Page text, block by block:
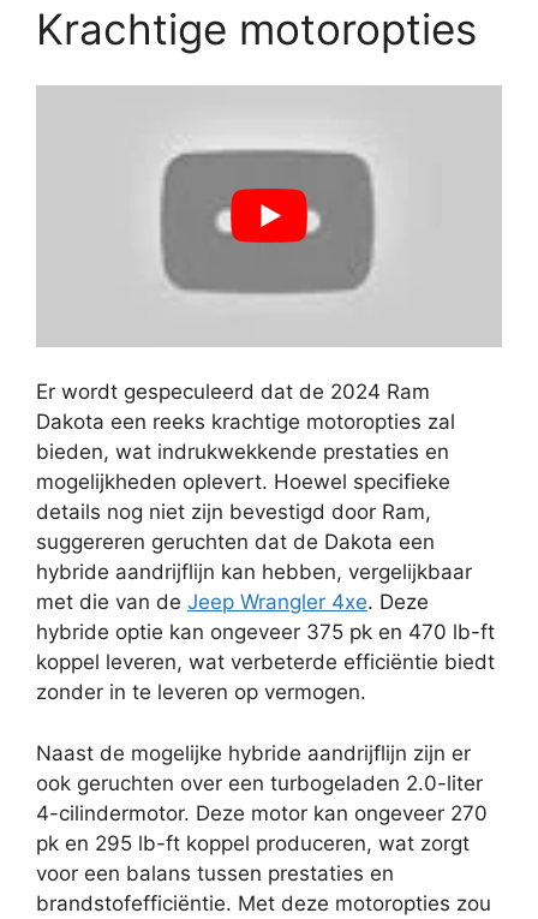
Krachtige motoropties
Er wordt gespeculeerd dat de 2024 Ram
Dakota een reeks krachtige motoropties zal
bieden, wat indrukwekkende prestaties en
mogelijkheden oplevert. Hoewel specifieke
details nog niet zijn bevestigd door Ram,
suggereren geruchten dat de Dakota een
hybride aandrijflijn kan hebben, vergelijkbaar
met die van de Jeep Wrangler 4xe. Deze
hybride optie kan ongeveer 375 pk en 470 lb-ft
koppel leveren, wat verbeterde efficiëntie biedt
zonder in te leveren op vermogen.
Naast de mogelijke hybride aandrijflijn zijn er
ook geruchten over een turbogeladen 2.0-liter
4-cilindermotor. Deze motor kan ongeveer 270
pk en 295 lb-ft koppel produceren, wat zorgt
voor een balans tussen prestaties en
brandstofefficiëntie. Met deze motoropties zou